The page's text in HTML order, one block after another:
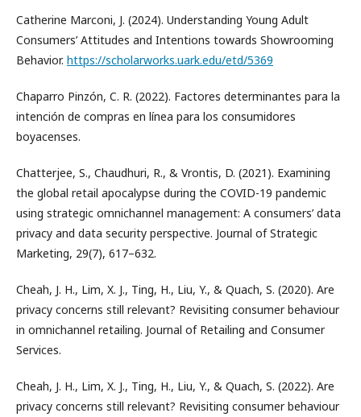
Catherine Marconi, J. (2024). Understanding Young Adult
Consumers’ Attitudes and Intentions towards Showrooming
Behavior. https://scholarworks.uark.edu/etd/5369
Chaparro Pinzón, C. R. (2022). Factores determinantes para la
intención de compras en línea para los consumidores
boyacenses.
Chatterjee, S., Chaudhuri, R., & Vrontis, D. (2021). Examining
the global retail apocalypse during the COVID-19 pandemic
using strategic omnichannel management: A consumers’ data
privacy and data security perspective. Journal of Strategic
Marketing, 29(7), 617–632.
Cheah, J. H., Lim, X. J., Ting, H., Liu, Y., & Quach, S. (2020). Are
privacy concerns still relevant? Revisiting consumer behaviour
in omnichannel retailing. Journal of Retailing and Consumer
Services.
Cheah, J. H., Lim, X. J., Ting, H., Liu, Y., & Quach, S. (2022). Are
privacy concerns still relevant? Revisiting consumer behaviour